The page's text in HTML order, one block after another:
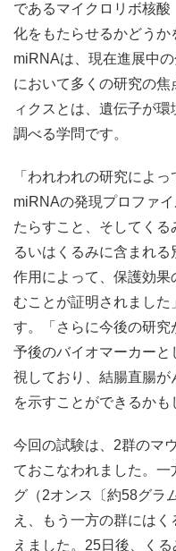
であるマイクロリボ核
化をもたらせるかどうか
miRNAは、現在進展中
において多くの研究の
ィクスとは、遺伝子が
調べる学問です。
「われわれの研究によ
miRNAの発現プロファ
たらすこと、そしてく
るいはくるみに含まれ
作用によって、保護効
むことが証明されました
す。「さらに今後の研究
予後のバイオマーカー
視しており、結腸直腸
を示すことができるかも
今回の試験は、2群のマ
ておこなわれました。
グ（2オンス〔約58グラ
え、もう一方の群には
えました。25日後、く